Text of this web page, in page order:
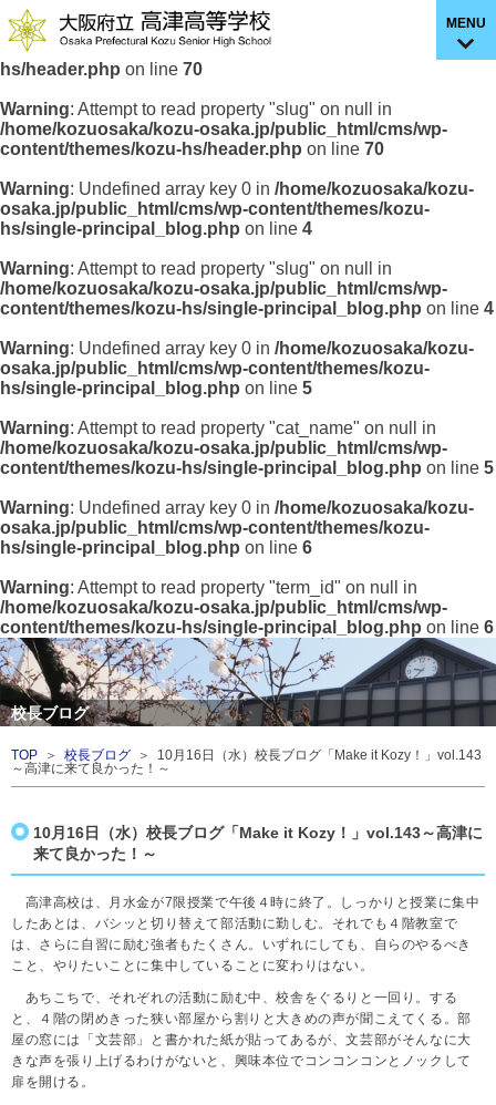
Warning: Undefined array key 0 in
/home/kozuosaka/kozu-
osaka.jp/public_html/cms/wp-content/themes/kozu-
hs/header.php on line 70
Warning: Attempt to read property "slug" on null in
/home/kozuosaka/kozu-osaka.jp/public_html/cms/wp-
content/themes/kozu-hs/header.php on line 70
MENU
Warning: Undefined array key 0 in /home/kozuosaka/kozu-
osaka.jp/public_html/cms/wp-content/themes/kozu-
hs/single-principal_blog.php on line 4
Warning: Attempt to read property "slug" on null in
/home/kozuosaka/kozu-osaka.jp/public_html/cms/wp-
content/themes/kozu-hs/single-principal_blog.php on line 4
Warning: Undefined array key 0 in /home/kozuosaka/kozu-
osaka.jp/public_html/cms/wp-content/themes/kozu-
hs/single-principal_blog.php on line 5
Warning: Attempt to read property "cat_name" on null in
/home/kozuosaka/kozu-osaka.jp/public_html/cms/wp-
content/themes/kozu-hs/single-principal_blog.php on line 5
Warning: Undefined array key 0 in /home/kozuosaka/kozu-
osaka.jp/public_html/cms/wp-content/themes/kozu-
hs/single-principal_blog.php on line 6
Warning: Attempt to read property "term_id" on null in
/home/kozuosaka/kozu-osaka.jp/public_html/cms/wp-
content/themes/kozu-hs/single-principal_blog.php on line 6
校長ブログ
TOP ＞ 校長ブログ ＞ 10月16日（水）校長ブログ「Make it Kozy！」vol.143
～高津に来て良かった！～
10月16日（水）校長ブログ「Make it Kozy！」vol.143～高津に
来て良かった！～
高津高校は、月水金が7限授業で午後４時に終了。しっかりと授業に集中
したあとは、バシッと切り替えて部活動に勤しむ。 それでも４階教室で
は、さらに自習に励む強者もたくさん。いずれにしても、自らのやるべき
こと、やりたいことに集中していることに変わりはない。
あちこちで、それぞれの活動に励む中、校舎をぐるりと一回り。する
と、４階の閉めきった狭い部屋から割りと大きめの声が聞こえてくる。部
屋の窓には「文芸部」と書かれた紙が貼ってあるが、文芸部がそんなに大
きな声を張り上げるわけがないと、興味本位でコンコンコンとノックして
扉を開ける。